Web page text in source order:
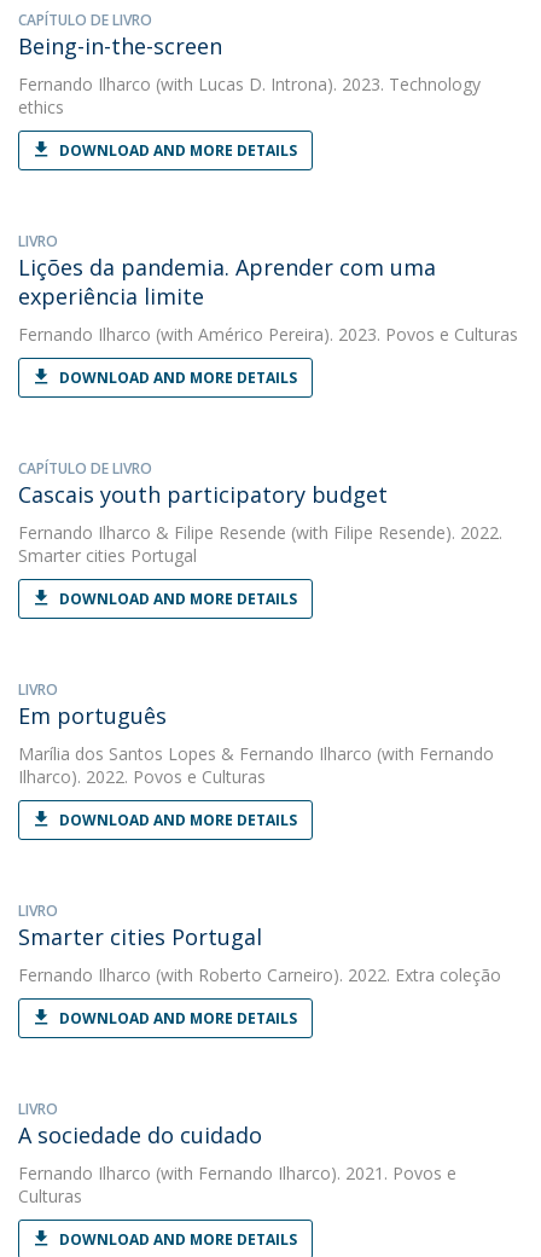
CAPÍTULO DE LIVRO
Being-in-the-screen
Fernando Ilharco (with Lucas D. Introna). 2023. Technology
ethics
DOWNLOAD AND MORE DETAILS
LIVRO
Lições da pandemia. Aprender com uma
experiência limite
Fernando Ilharco (with Américo Pereira). 2023. Povos e Culturas
DOWNLOAD AND MORE DETAILS
CAPÍTULO DE LIVRO
Cascais youth participatory budget
Fernando Ilharco & Filipe Resende (with Filipe Resende). 2022.
Smarter cities Portugal
DOWNLOAD AND MORE DETAILS
LIVRO
Em português
Marília dos Santos Lopes & Fernando Ilharco (with Fernando
Ilharco). 2022. Povos e Culturas
DOWNLOAD AND MORE DETAILS
LIVRO
Smarter cities Portugal
Fernando Ilharco (with Roberto Carneiro). 2022. Extra coleção
DOWNLOAD AND MORE DETAILS
LIVRO
A sociedade do cuidado
Fernando Ilharco (with Fernando Ilharco). 2021. Povos e
Culturas
DOWNLOAD AND MORE DETAILS